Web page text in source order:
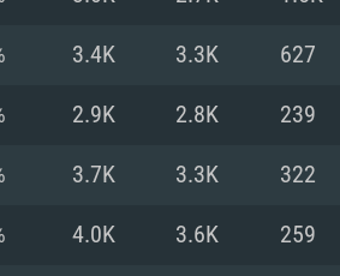
3.4K 3.3K 627
2.9K 2.8K 239
3.7K 3.3K 322
4.0K 3.6K 259